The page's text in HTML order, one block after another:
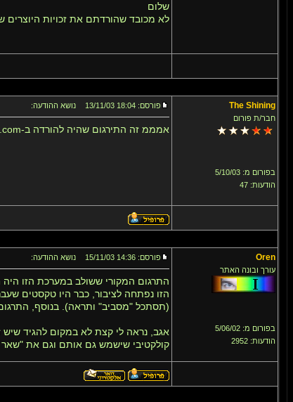
שלום
לא מכובד שהורדתם את זכויות
The Shining
חבר/ת פורום
בפורום מ: 5/10/03
הודעות: 47
פורסם: 18:04 13/11/03 נושא ההודעה:
אמממ זה התירגום שהיה להורדה ב-phpbb.com ולא באתר העברי
Oren
עורך ובונה האתר
בפורום מ: 5/06/02
הודעות: 2952
פורסם: 14:36 15/11/03 נושא ההודעה:
הזו נפתחה לציבור, כבר היו טקסטים
(תסתכל "מסביב" ותראה). בנוסף, התרגום
אגב, נראה לי קצת לא במקום להגיד שיש
קולקטיבי שישמש גם אותם וגם את